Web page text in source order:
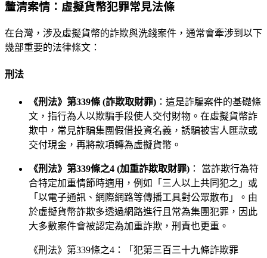
釐清案情：虛擬貨幣犯罪常見法條
在台灣，涉及虛擬貨幣的詐欺與洗錢案件，通常會牽涉到以下
幾部重要的法律條文：
刑法
《刑法》第339條 (詐欺取財罪) ：這是詐騙案件的基礎條
文，指行為人以欺騙手段使人交付財物。在虛擬貨幣詐
欺中，常見詐騙集團假借投資名義，誘騙被害人匯款或
交付現金，再將款項轉為虛擬貨幣。
《刑法》第339條之4 (加重詐欺取財罪) ： 當詐欺行為符
合特定加重情節時適用，例如「三人以上共同犯之」或
「以電子通訊、網際網路等傳播工具對公眾散布」。由
於虛擬貨幣詐欺多透過網路進行且常為集團犯罪，因此
大多數案件會被認定為加重詐欺，刑責也更重。
《刑法》第339條之4：「犯第三百三十九條詐欺罪